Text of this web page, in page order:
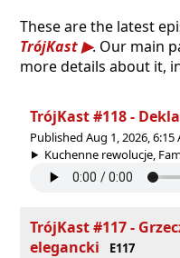
These are the latest
TrójKast
. Our main
more details about it,
TrójKast #118 -
Published Aug 1, 2026, 6:15
Kuchenne rewolucje,
TrójKast #117 -
elegancki
E117